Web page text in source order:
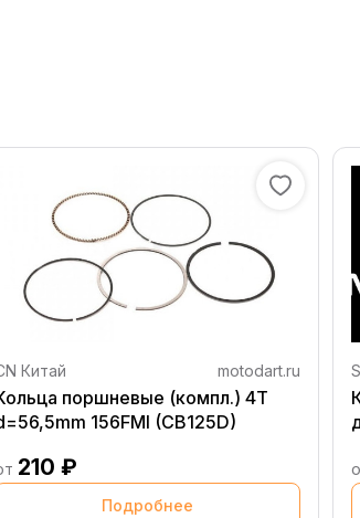
Китай motodart.ru
поршневые (компл.) 4T
156FMI (CB125D)
210 ₽
Подробнее